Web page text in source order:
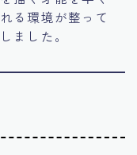
る環境が整って
ました。